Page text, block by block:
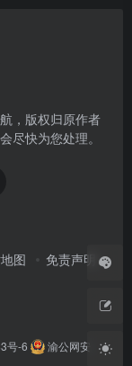
，版权归原作者
尽快为您处理。
图
免责声明
号-6
渝公网安